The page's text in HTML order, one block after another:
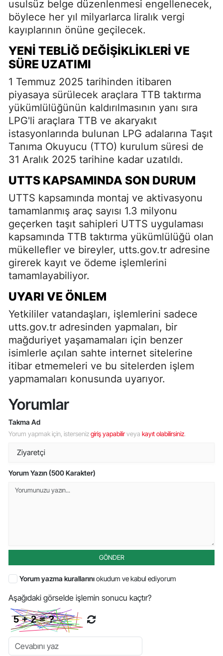
usulsüz belge düzenlenmesi engellenecek,
böylece her yıl milyarlarca liralık vergi
kayıplarının önüne geçilecek.
YENI TEBLIĞ DEĞIŞIKLIKLERI VE
SÜRE UZATIMI
1 Temmuz 2025 tarihinden itibaren
piyasaya sürülecek araçlara TTB taktırma
yükümlülüğünün kaldırılmasının yanı sıra
LPG'li araçlara TTB ve akaryakıt
istasyonlarında bulunan LPG adalarına Taşıt
Tanıma Okuyucu (TTO) kurulum süresi de
31 Aralık 2025 tarihine kadar uzatıldı.
UTTS KAPSAMINDA SON DURUM
UTTS kapsamında montaj ve aktivasyonu
tamamlanmış araç sayısı 1.3 milyonu
geçerken taşıt sahipleri UTTS uygulaması
kapsamında TTB taktırma yükümlülüğü olan
mükellefler ve bireyler, utts.gov.tr adresine
girerek kayıt ve ödeme işlemlerini
tamamlayabiliyor.
UYARI VE ÖNLEM
Yetkililer vatandaşları, işlemlerini sadece
utts.gov.tr adresinden yapmaları, bir
mağduriyet yaşamamaları için benzer
isimlerle açılan sahte internet sitelerine
itibar etmemeleri ve bu sitelerden işlem
yapmamaları konusunda uyarıyor.
Yorumlar
Takma Ad
Yorum yapmak için, istersenizgiriş yapabilirveya kayıt olabilirsiniz.
Yorum Yazın (500 Karakter)
GÖNDER
Yorum yazma kurallarınıokudum ve kabul ediyorum
Aşağıdaki görselde işlemin sonucu kaçtır?